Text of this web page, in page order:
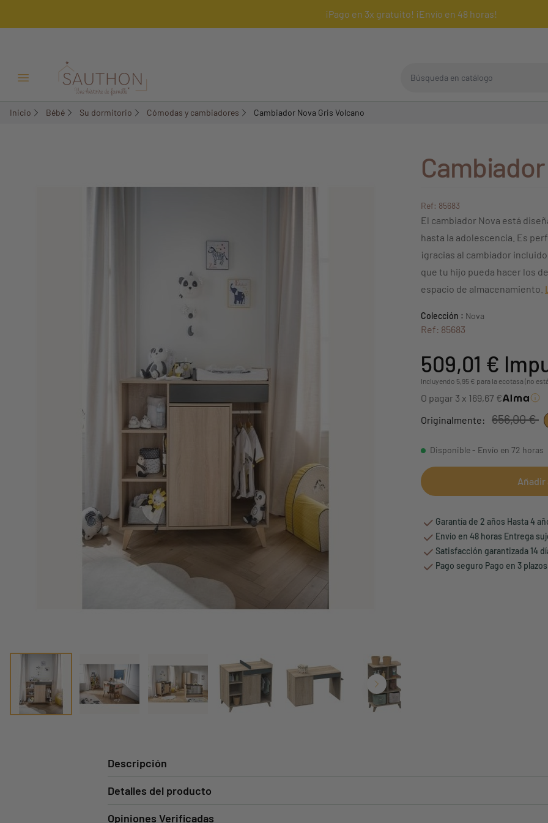
¡Pago en 3x gratuito! ¡Envío en 48 horas!
Menú Abrir/Cerrar
Inicio Bébé Su dormitorio Cómodas y cambiadores Cambiador Nova Gris Volcano
Ref: 85683
El cambiador Nova está
hasta la adolescencia. Es
¡gracias al cambiador
que tu hijo pueda hacer los
espacio de almacenamiento.
Colección : Nova
Ref: 85683
509,01 €
Incluyendo 5,95 € para la ecotasa (no
O pagar 3 x 169,67 €
Originalmente:
656,00 €
Disponible - Envío en 72 horas
Garantía de 2 años Hasta 4
Envío en 48 horas Entrega
Satisfacción garantizada 14
Pago seguro Pago en 3
Descripción
Detalles del producto
Opiniones Verificadas